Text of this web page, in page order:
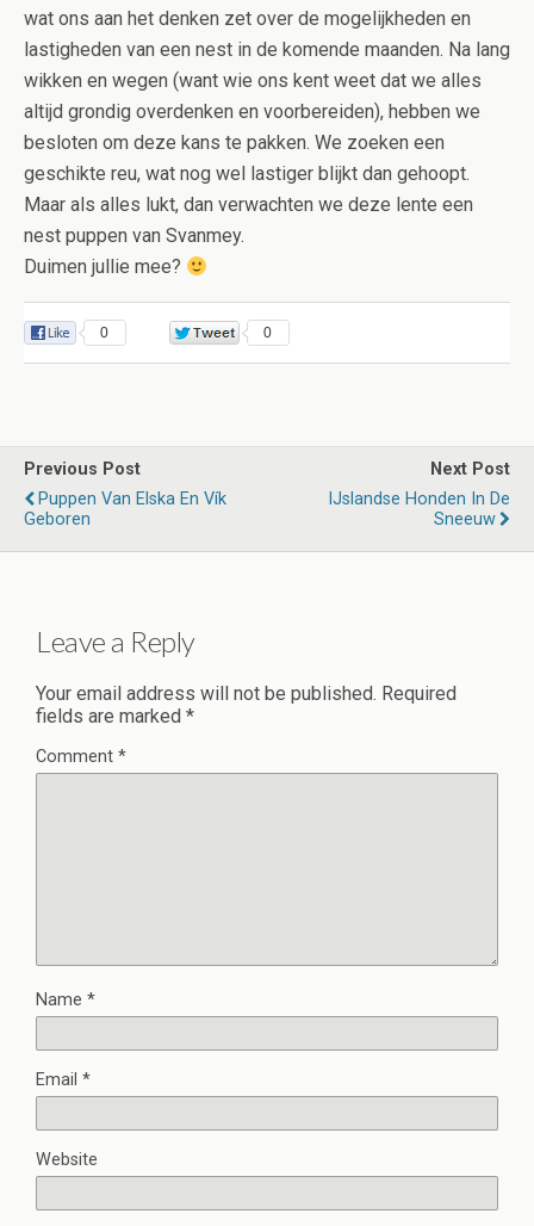
wat ons aan het denken zet over de mogelijkheden en
lastigheden van een nest in de komende maanden. Na lang
wikken en wegen (want wie ons kent weet dat we alles
altijd grondig overdenken en voorbereiden), hebben we
besloten om deze kans te pakken. We zoeken een
geschikte reu, wat nog wel lastiger blijkt dan gehoopt.
Maar als alles lukt, dan verwachten we deze lente een
nest puppen van Svanmey.
Duimen jullie mee?
0 0
Previous Post
Puppen Van Elska En Vík
Geboren
Next Post
IJslandse Honden In De
Sneeuw
Leave a Reply
Your email address will not be published. Required
fields are marked *
Comment *
Name *
Email *
Website